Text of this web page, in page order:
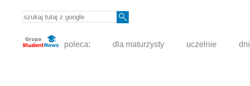
poleca: dla maturzysty uczelnie